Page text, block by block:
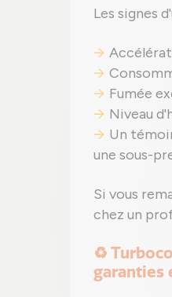
Les signes
Fumée
Niveau
Un
une sous-
Si vous
chez un
♻️
garanties